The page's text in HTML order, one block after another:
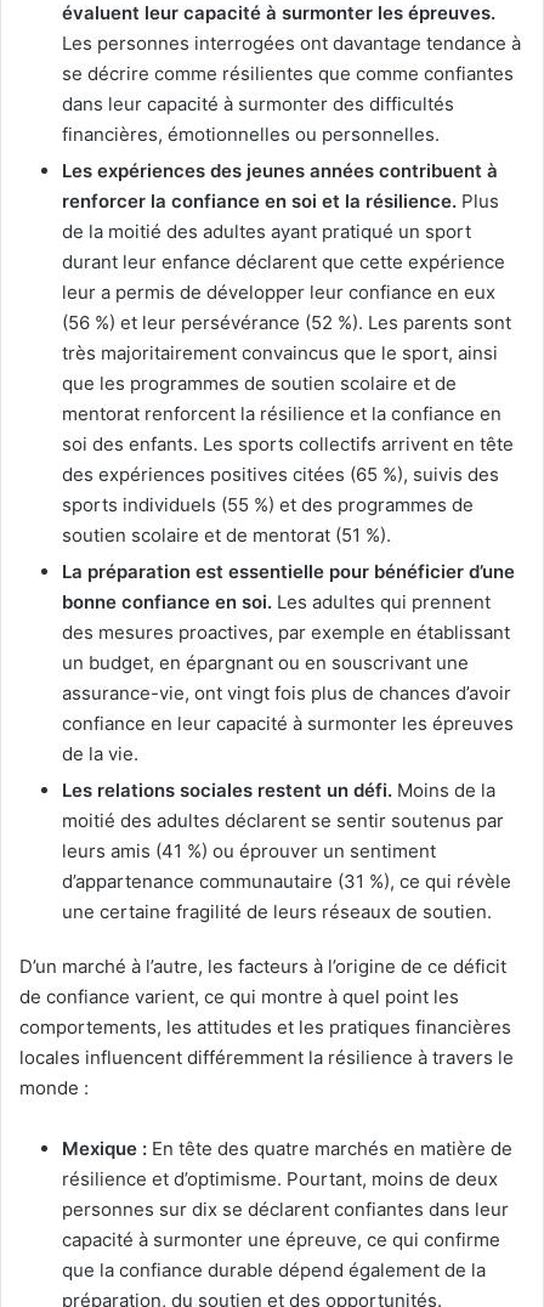
évaluent leur capacité à surmonter les épreuves.
Les personnes interrogées ont davantage tendance à
se décrire comme résilientes que comme confiantes
dans leur capacité à surmonter des difficultés
financières, émotionnelles ou personnelles.
Les expériences des jeunes années contribuent à
renforcer la confiance en soi et la résilience. Plus
de la moitié des adultes ayant pratiqué un sport
durant leur enfance déclarent que cette expérience
leur a permis de développer leur confiance en eux
(56 %) et leur persévérance (52 %). Les parents sont
très majoritairement convaincus que le sport, ainsi
que les programmes de soutien scolaire et de
mentorat renforcent la résilience et la confiance en
soi des enfants. Les sports collectifs arrivent en tête
des expériences positives citées (65 %), suivis des
sports individuels (55 %) et des programmes de
soutien scolaire et de mentorat (51 %).
La préparation est essentielle pour bénéficier d’une
bonne confiance en soi. Les adultes qui prennent
des mesures proactives, par exemple en établissant
un budget, en épargnant ou en souscrivant une
assurance-vie, ont vingt fois plus de chances d’avoir
confiance en leur capacité à surmonter les épreuves
de la vie.
Les relations sociales restent un défi. Moins de la
moitié des adultes déclarent se sentir soutenus par
leurs amis (41 %) ou éprouver un sentiment
d’appartenance communautaire (31 %), ce qui révèle
une certaine fragilité de leurs réseaux de soutien.
D’un marché à l’autre, les facteurs à l’origine de ce déficit
de confiance varient, ce qui montre à quel point les
comportements, les attitudes et les pratiques financières
locales influencent différemment la résilience à travers le
monde :
Mexique : En tête des quatre marchés en matière de
résilience et d’optimisme. Pourtant, moins de deux
personnes sur dix se déclarent confiantes dans leur
capacité à surmonter une épreuve, ce qui confirme
que la confiance durable dépend également de la
préparation, du soutien et des opportunités.